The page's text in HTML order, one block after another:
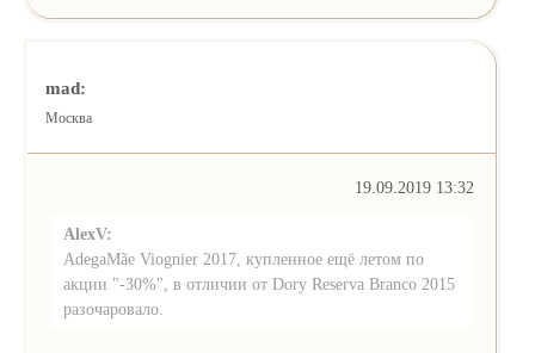
mad:
Москва
19.09.2019 13:32
AlexV:
AdegaMãe Viognier 2017, купленное ещё летом по
акции "-30%", в отличии от Dory Reserva Branco 2015
разочаровало.